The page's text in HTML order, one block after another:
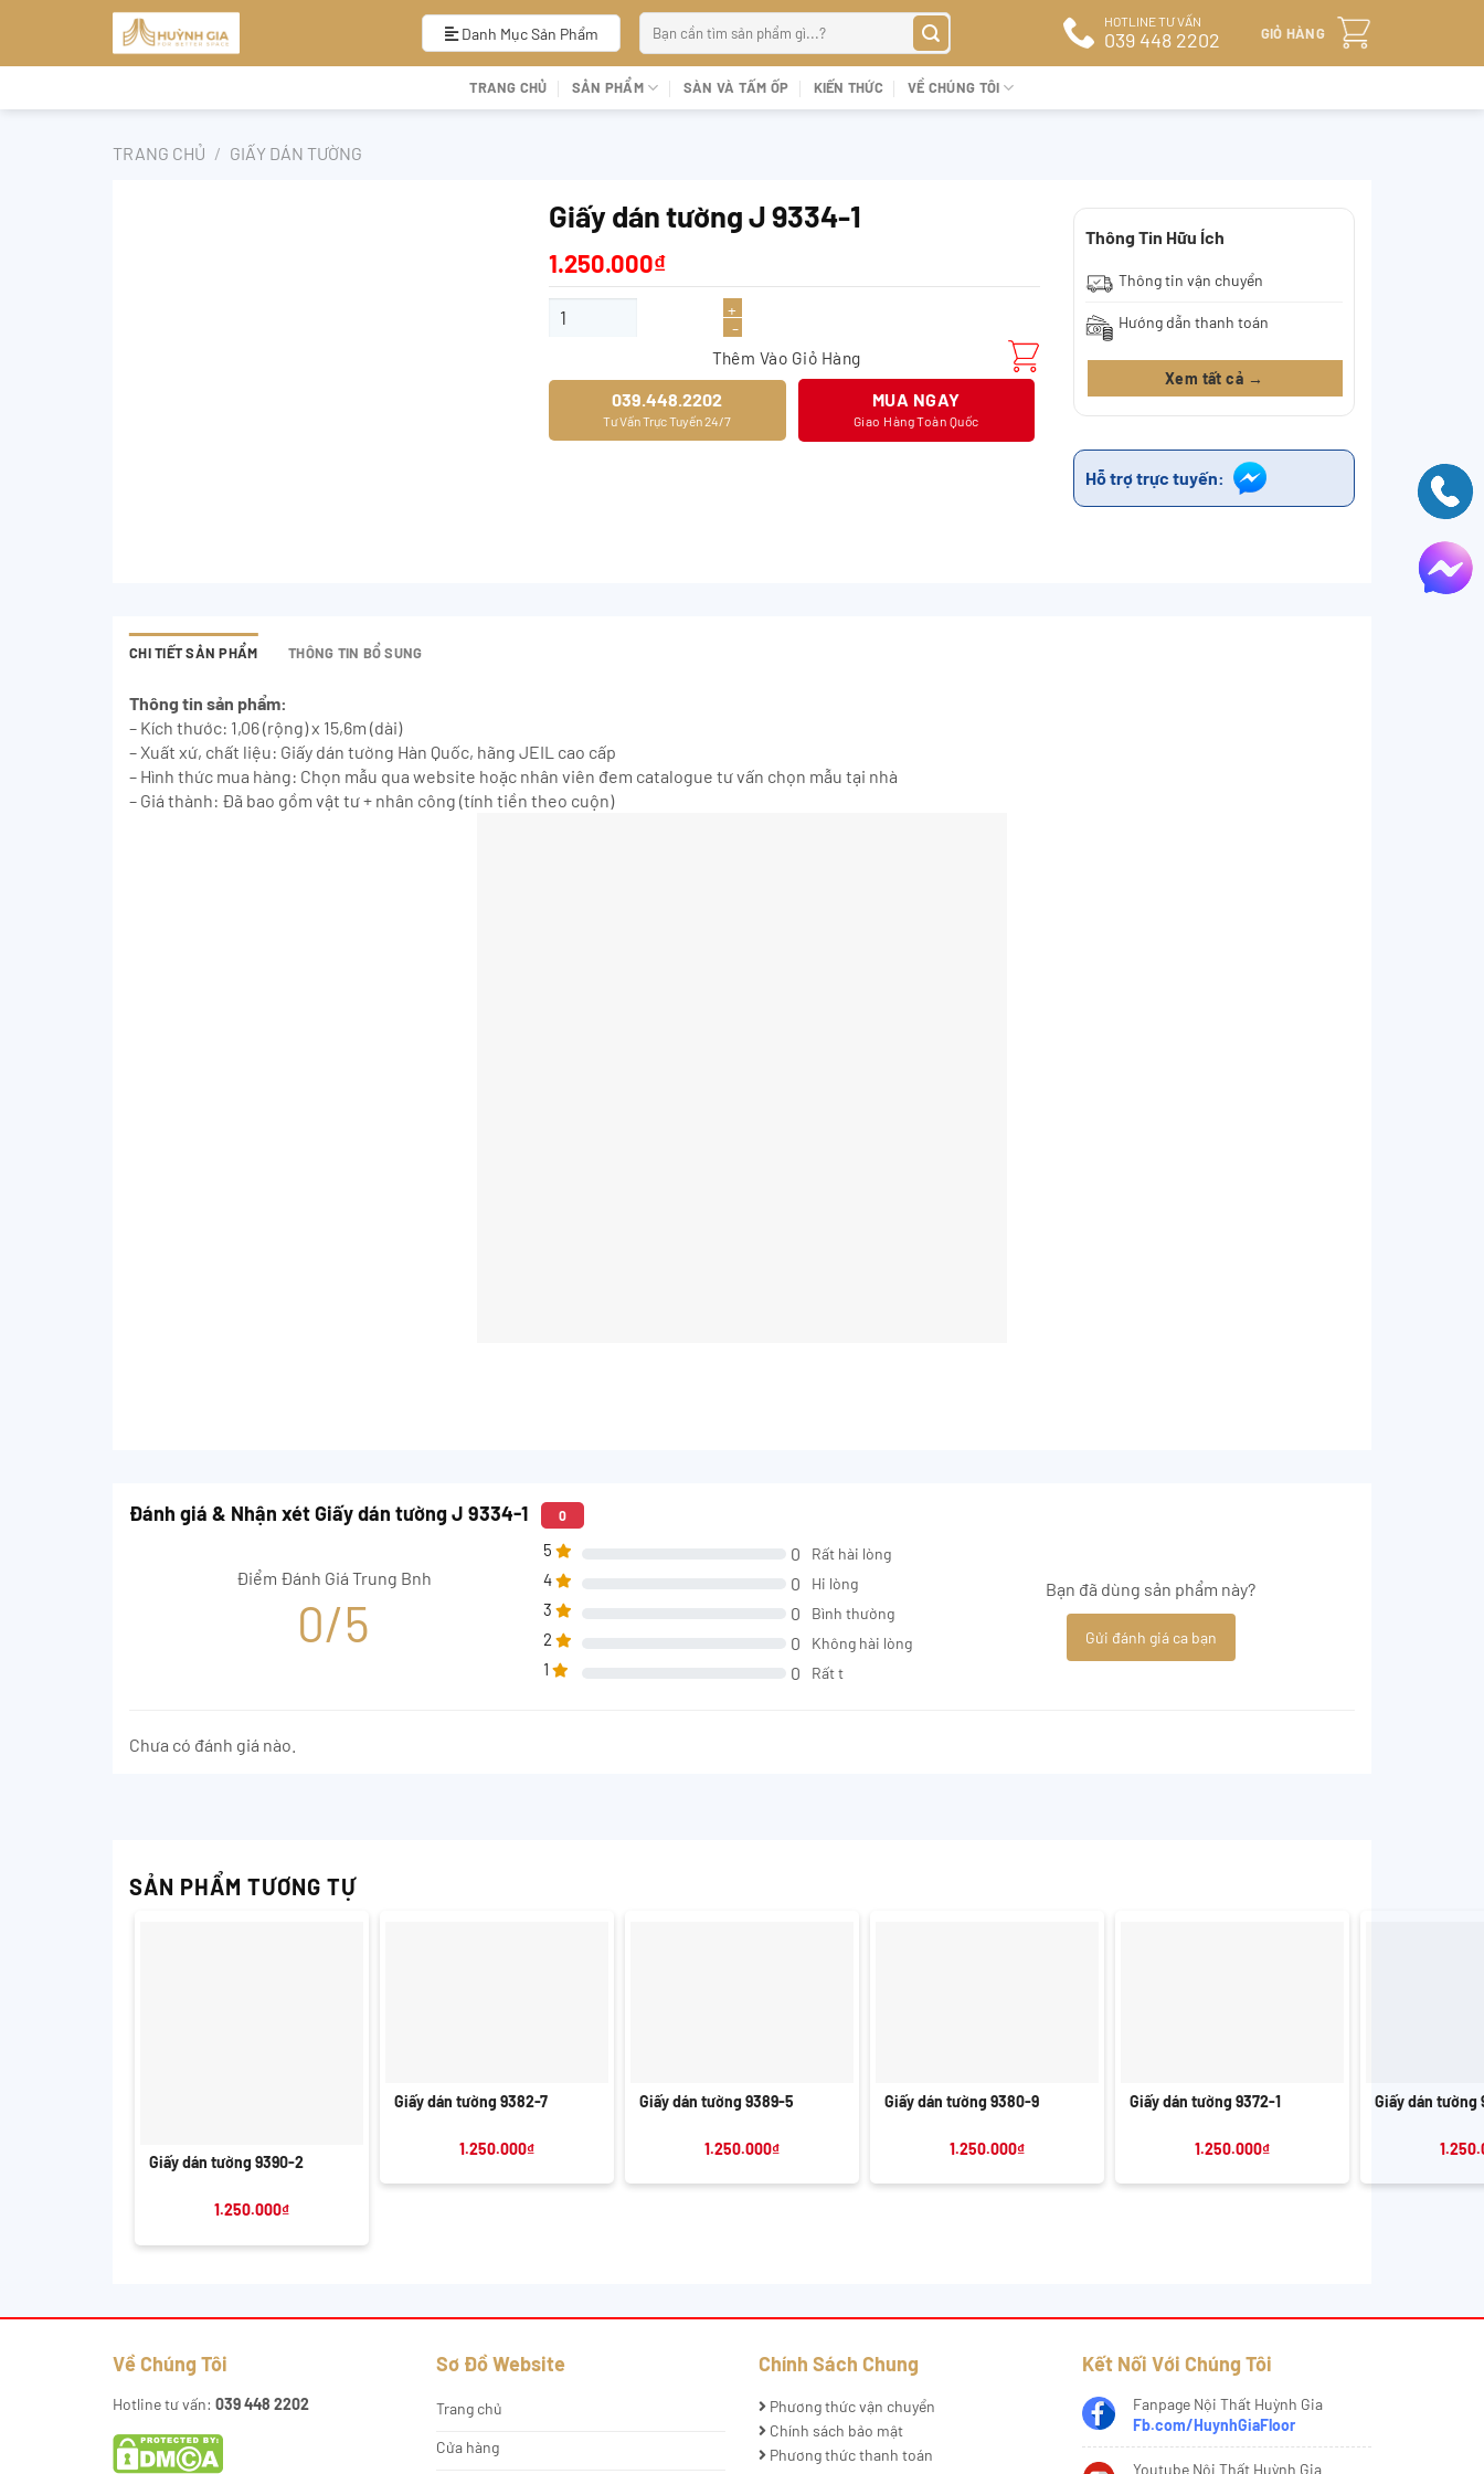
Danh Mục Sản Phẩm
kiếm:
HOTLINE TƯ VẤN
039 448 2202 GIỎ HÀNG
TRANG CHỦ SẢN PHẨM SÀN VÀ TẤM ỐP KIẾN THỨC VỀ CHÚNG TÔI
TRANG CHỦ / GIẤY DÁN TƯỜNG
Giấy dán tường J 9334-1
1.250.000₫
Giấy dán tường J 9334-1 số lượng
Thêm Vào Giỏ Hàng
039.448.2202
Tư Vấn Trực Tuyến 24/7
MUA NGAY
Giao Hàng Toàn Quốc
Thông Tin Hữu Ích
Thông tin vận chuyển
Hướng dẫn thanh toán
Xem tất cả →
Hỗ trợ trực tuyến:
CHI TIẾT SẢN PHẨM THÔNG TIN BỔ SUNG
Thông tin sản phẩm:
– Kích thước: 1,06 (rộng) x 15,6m (dài)
– Xuất xứ, chất liệu: Giấy dán tường Hàn Quốc, hãng JEIL cao cấp
– Hình thức mua hàng: Chọn mẫu qua website hoặc nhân viên đem catalogue tư vấn chọn mẫu tại nhà
– Giá thành: Đã bao gồm vật tư + nhân công (tính tiền theo cuộn)
Đánh giá & Nhận xét Giấy dán tường J 9334-1 0
Điểm Đánh Giá Trung Bnh
0/5
5 0 Rất hài lòng
4 0 Hi lòng
3 0 Bình thường
2 0 Không hài lòng
1 0 Rất t
Bạn đã dùng sản phẩm này?
Gửi đánh giá ca bạn
Chưa có đánh giá nào.
SẢN PHẨM TƯƠNG TỰ
Giấy dán tường 9390-2
1.250.000₫
Giấy dán tường 9382-7
1.250.000₫
Giấy dán tường 9389-5
1.250.000₫
Giấy dán tường 9380-9
1.250.000₫
Giấy dán tường 9372-1
1.250.000₫
Giấy dán tường
Về Chúng Tôi
Hotline tư vấn: 039 448 2202
Sơ Đồ Website
Trang chủ
Cửa hàng
Chính Sách Chung
Phương thức vận chuyển
Chính sách bảo mật
Phương thức thanh toán
Kết Nối Với Chúng Tôi
Fanpage Nội Thất Huỳnh Gia
Fb.com/HuynhGiaFloor
Youtube Nội Thất Huỳnh Gia